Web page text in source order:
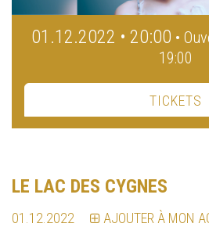
01.12.2022 • 20:00 •
19:00
TICKETS
LE LAC DES CYGNES
01.12.2022 AJOUTER À MON